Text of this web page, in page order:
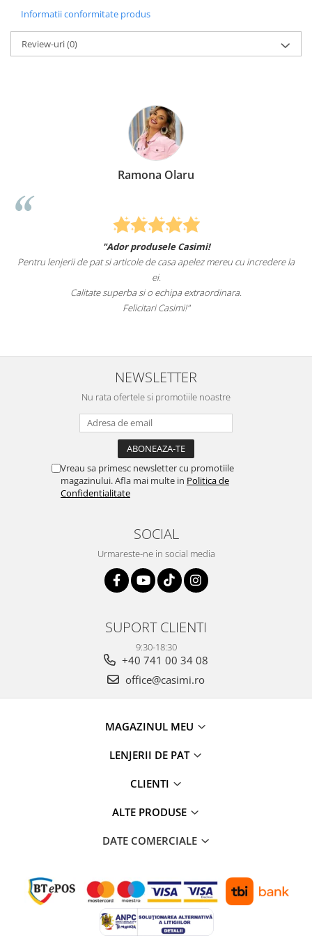
Informatii conformitate produs
Review-uri(0)
Ramona Olaru
"Ador produsele Casimi!
de pat si articole de casa apelez mereu cu incredere la
Calitate superba si o echipa extraordinara.
Felicitari Casimi!"
sunteti cei mai
NEWSLETTER
Nu rata ofertele si promotiile noastre
Vreau sa primesc newsletter cu promotiile
magazinului. Afla mai multe in Politica de
Confidentialitate
SOCIAL
Urmareste-ne in social media
SUPORT CLIENTI
9:30-18:30
+40 741 00 34 08
office@casimi.ro
MAGAZINUL MEU
LENJERII DE PAT
CLIENTI
ALTE PRODUSE
DATE COMERCIALE